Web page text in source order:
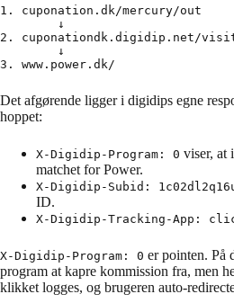
1. cuponation.dk/mercury/out
        ↓
2. cuponationdk.digidip.net/
        ↓
3. www.power.dk/
Det afgørende ligger i digidips egne
hoppet:
X-Digidip-Program: 0 viser, at
matchet for Power.
X-Digidip-Subid:
ID.
X-Digidip-Tracking-App:
X-Digidip-Program: 0 er pointen. På
program at kapre kommission fra, men
klikket logges, og brugeren auto-